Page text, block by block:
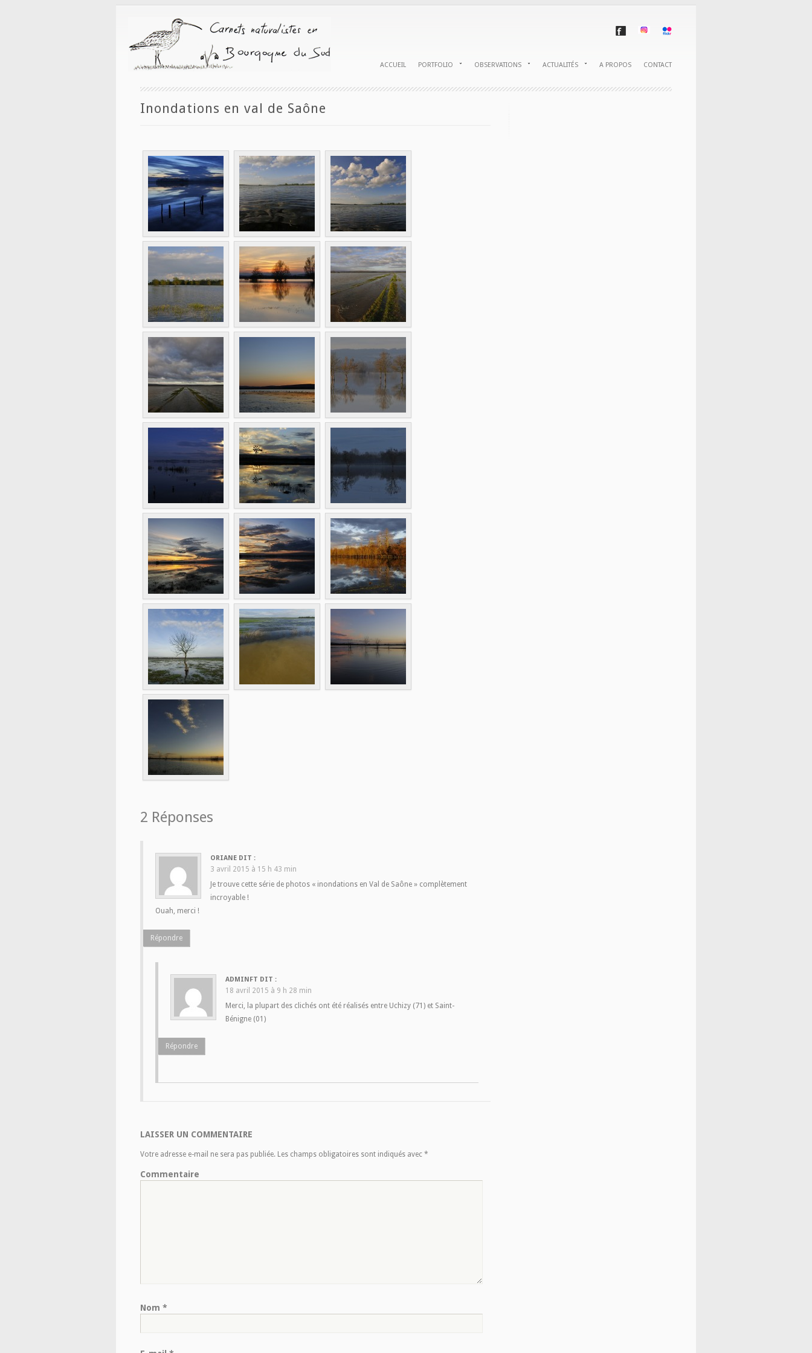
ACCUEIL PORTFOLIO OBSERVATIONS ACTUALITÉS A PROPOS CONTACT
Inondations en val de Saône
2 Réponses
ORIANE DIT :
3 avril 2015 à 15 h 43 min
Je trouve cette série de photos « inondations en Val de Saône » complètement
incroyable !
Ouah, merci !
Répondre
ADMINFT DIT :
18 avril 2015 à 9 h 28 min
Merci, la plupart des clichés ont été réalisés entre Uchizy (71) et Saint-
Bénigne (01)
Répondre
LAISSER UN COMMENTAIRE
Votre adresse e-mail ne sera pas publiée. Les champs obligatoires sont indiqués avec *
Commentaire
Nom *